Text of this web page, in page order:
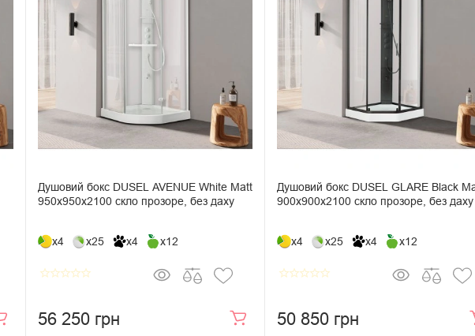
Душовий бокс DUSEL AVENUE White Matt
950x950x2100 скло прозоре, без даху
x4 x25 x4 x12
star_borderstar_borderstar_borderstar_borderstar_border
56 250 грн
Душовий бокс DUSEL GLARE Black
900x900x2100 скло прозоре, без даху
x4 x25 x4 x12
star_borderstar_borderstar_borderstar_borderstar_border
50 850 грн